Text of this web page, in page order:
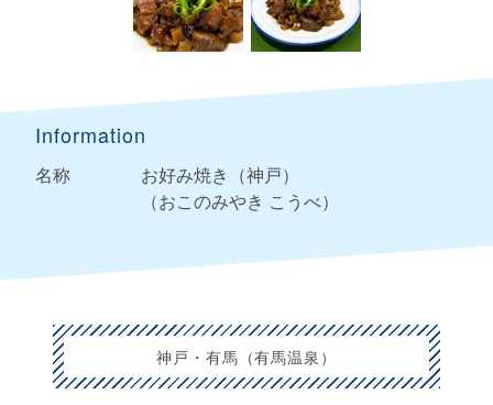
Information
名称
お好み焼き（神戸）
（おこのみやき こうべ）
神戸・有馬（有馬温泉）